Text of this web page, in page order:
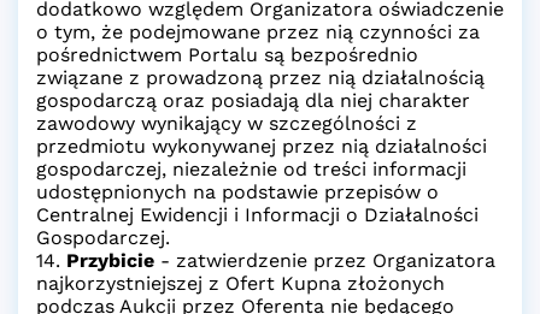
dodatkowo względem Organizatora oświadczenie
o tym, że podejmowane przez nią czynności za
pośrednictwem Portalu są bezpośrednio
związane z prowadzoną przez nią działalnością
gospodarczą oraz posiadają dla niej charakter
zawodowy wynikający w szczególności z
przedmiotu wykonywanej przez nią działalności
gospodarczej, niezależnie od treści informacji
udostępnionych na podstawie przepisów o
Centralnej Ewidencji i Informacji o Działalności
Gospodarczej.
14. Przybicie - zatwierdzenie przez Organizatora
najkorzystniejszej z Ofert Kupna złożonych
podczas Aukcji przez Oferenta nie będącego